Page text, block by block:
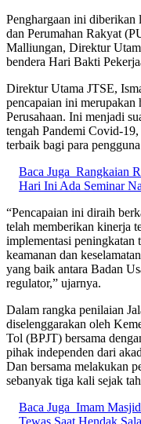
Penghargaan ini
dan Perumahan Rakyat
Malliungan, Direktur
bendera Hari Bakti
Direktur Utama JTSE,
pencapaian ini
Perusahaan. Ini menjadi
tengah Pandemi Covid-
terbaik bagi para
Baca Juga Rangkaian
Hari Ini Ada Seminar
“Pencapaian ini diraih
telah memberikan kinerja
implementasi peningkatan
keamanan dan
yang baik antara Badan
regulator,” ujarnya.
Dalam rangka penilaian
diselenggarakan oleh
Tol (BPJT) bersama
pihak independen dari
Dan bersama melakukan
sebanyak tiga kali sejak
Baca Juga Imam
Tewas Saat Hendak